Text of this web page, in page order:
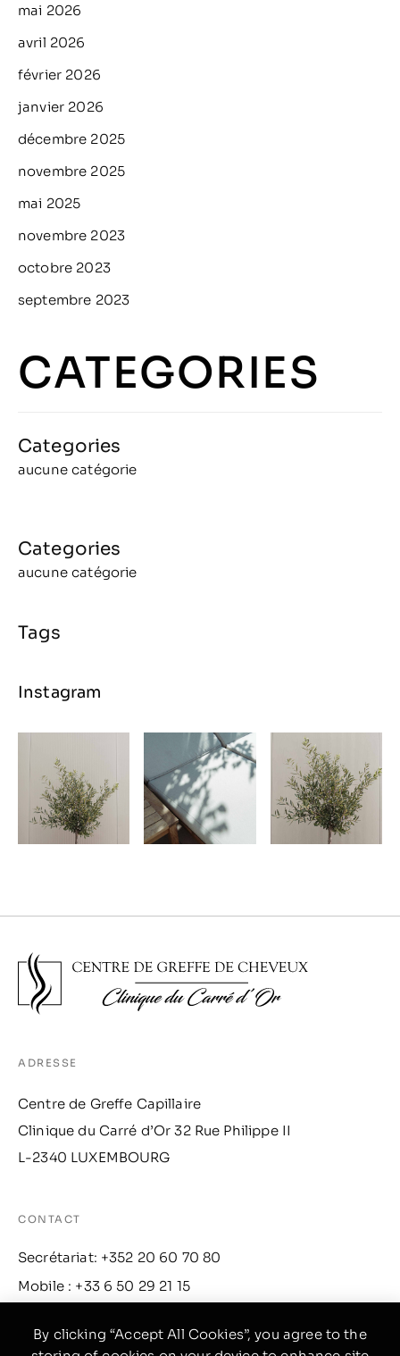
mai 2026
avril 2026
février 2026
janvier 2026
décembre 2025
novembre 2025
mai 2025
novembre 2023
octobre 2023
septembre 2023
CATEGORIES
aucune catégorie
aucune catégorie
Instagram
ADRESSE
Centre de Greffe Capillaire
Clinique du Carré d’Or 32 Rue Philippe II
L-2340 LUXEMBOURG
CONTACT
Secrétariat: +352 20 60 70 80
Mobile : +33 6 50 29 21 15
By clicking “Accept All Cookies”, you agree to the